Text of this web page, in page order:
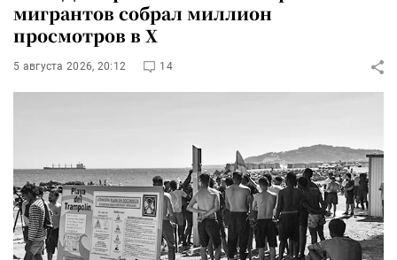
мигрантов собрал миллион
просмотров в X
5 августа 2026, 20:12 14